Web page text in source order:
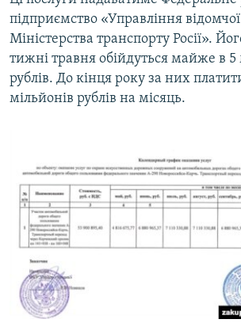
підприємство «Управління
Міністерства транспорту Росії».
тижні травня обійдуться майже в 5
рублів. До кінця року за них
мільйонів рублів на місяць.